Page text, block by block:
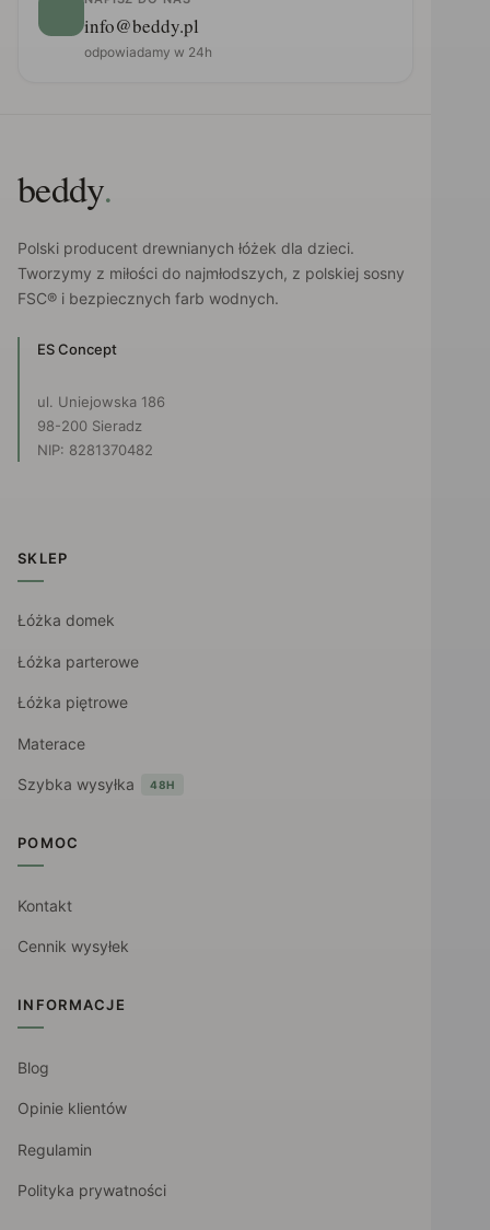
info@beddy.pl
odpowiadamy w 24h
beddy.
Polski producent drewnianych łóżek dla dzieci.
Tworzymy z miłości do najmłodszych, z polskiej sosny
FSC® i bezpiecznych farb wodnych.
ES Concept
ul. Uniejowska 186
98-200 Sieradz
NIP: 8281370482
SKLEP
Łóżka domek
Łóżka parterowe
Łóżka piętrowe
Materace
Szybka wysyłka 48H
POMOC
Kontakt
Cennik wysyłek
INFORMACJE
Blog
Opinie klientów
Regulamin
Polityka prywatności